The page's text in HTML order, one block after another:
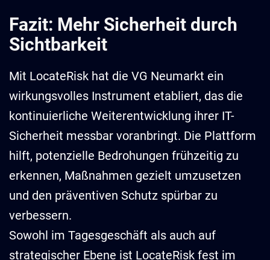
Fazit: Mehr Sicherheit durch
Sichtbarkeit
Mit LocateRisk hat die VG Neumarkt ein
wirkungsvolles Instrument etabliert, das die
kontinuierliche Weiterentwicklung ihrer IT-
Sicherheit messbar voranbringt. Die Plattform
hilft, potenzielle Bedrohungen frühzeitig zu
erkennen, Maßnahmen gezielt umzusetzen
und den präventiven Schutz spürbar zu
verbessern.
Sowohl im Tagesgeschäft als auch auf
strategischer Ebene ist LocateRisk fest im